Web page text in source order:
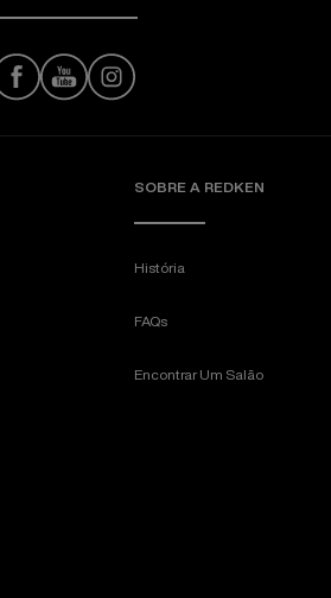
SOBRE A REDKEN
História
FAQs
Encontrar Um Salão